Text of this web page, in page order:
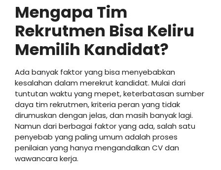
Mengapa Tim
Rekrutmen Bisa Keliru
Memilih Kandidat?
Ada banyak faktor yang bisa menyebabkan
kesalahan dalam merekrut kandidat. Mulai dari
tuntutan waktu yang mepet, keterbatasan sumber
daya tim rekrutmen, kriteria peran yang tidak
dirumuskan dengan jelas, dan masih banyak lagi.
Namun dari berbagai faktor yang ada, salah satu
penyebab yang paling umum adalah proses
penilaian yang hanya mengandalkan CV dan
wawancara kerja.